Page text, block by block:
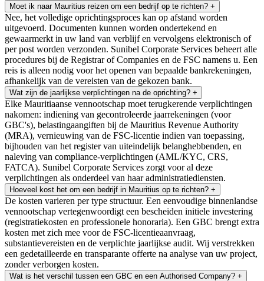
Moet ik naar Mauritius reizen om een bedrijf op te richten? +
Nee, het volledige oprichtingsproces kan op afstand worden
uitgevoerd. Documenten kunnen worden ondertekend en
gewaarmerkt in uw land van verblijf en vervolgens elektronisch of
per post worden verzonden. Sunibel Corporate Services beheert alle
procedures bij de Registrar of Companies en de FSC namens u. Een
reis is alleen nodig voor het openen van bepaalde bankrekeningen,
afhankelijk van de vereisten van de gekozen bank.
Wat zijn de jaarlijkse verplichtingen na de oprichting? +
Elke Mauritiaanse vennootschap moet terugkerende verplichtingen
nakomen: indiening van gecontroleerde jaarrekeningen (voor
GBC's), belastingaangiften bij de Mauritius Revenue Authority
(MRA), vernieuwing van de FSC-licentie indien van toepassing,
bijhouden van het register van uiteindelijk belanghebbenden, en
naleving van compliance-verplichtingen (AML/KYC, CRS,
FATCA). Sunibel Corporate Services zorgt voor al deze
verplichtingen als onderdeel van haar administratiediensten.
Hoeveel kost het om een bedrijf in Mauritius op te richten? +
De kosten varieren per type structuur. Een eenvoudige binnenlandse
vennootschap vertegenwoordigt een bescheiden initiele investering
(registratiekosten en professionele honoraria). Een GBC brengt extra
kosten met zich mee voor de FSC-licentieaanvraag,
substantievereisten en de verplichte jaarlijkse audit. Wij verstrekken
een gedetailleerde en transparante offerte na analyse van uw project,
zonder verborgen kosten.
Wat is het verschil tussen een GBC en een Authorised Company? +